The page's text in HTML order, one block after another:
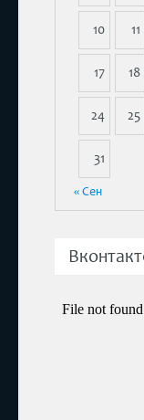
10 11
17 18
24 25
31
« Сен